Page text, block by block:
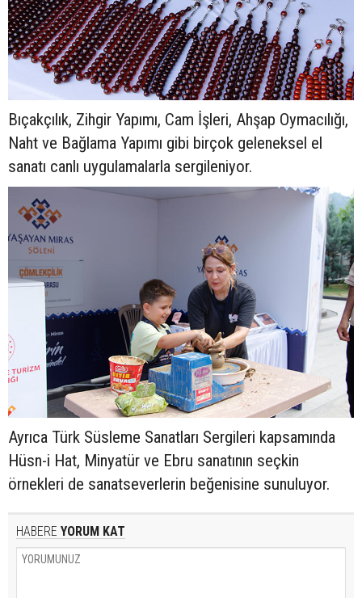
Bıçakçılık, Zihgir Yapımı, Cam İşleri, Ahşap Oymacılığı,
Naht ve Bağlama Yapımı gibi birçok geleneksel el
sanatı canlı uygulamalarla sergileniyor.
Ayrıca Türk Süsleme Sanatları Sergileri kapsamında
Hüsn-i Hat, Minyatür ve Ebru sanatının seçkin
örnekleri de sanatseverlerin beğenisine sunuluyor.
HABERE YORUM KAT